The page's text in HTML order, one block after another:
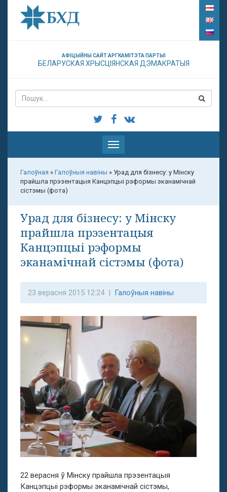
АФІЦЫЙНЫ САЙТ АРГКАМІТЭТА ПАРТЫІ
БЕЛАРУСКАЯ ХРЫСЦІЯНСКАЯ ДЭМАКРАТЫЯ
Паказаць
меню
Галоўная » Галоўныя навіны » Урад для бізнесу: у Мінску
прайшла прэзентацыя Канцэпцыі рэформы эканамічнай
сістэмы (фота)
Урад для бізнесу: у Мінску
прайшла прэзентацыя
Канцэпцыі рэформы
эканамічнай сістэмы (фота)
23 верасня 2015 12:24 | Галоўныя навіны
22 верасня ў Мінску прайшла прэзентацыя
Канцэпцыі рэформы эканамічнай сістэмы,